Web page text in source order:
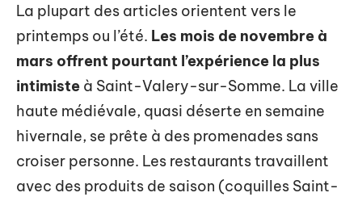
La plupart des articles orientent vers le
printemps ou l’été. Les mois de novembre à
mars offrent pourtant l’expérience la plus
intimiste à Saint-Valery-sur-Somme. La ville
haute médiévale, quasi déserte en semaine
hivernale, se prête à des promenades sans
croiser personne. Les restaurants travaillent
avec des produits de saison (coquilles Saint-